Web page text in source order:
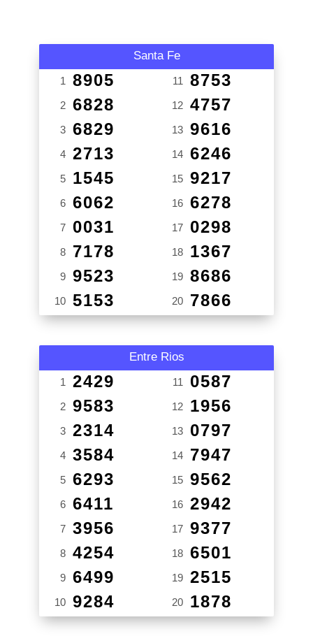
Santa Fe
1 8905
2 6828
3 6829
4 2713
5 1545
6 6062
7 0031
8 7178
9 9523
10 5153
11 8753
12 4757
13 9616
14 6246
15 9217
16 6278
17 0298
18 1367
19 8686
20 7866
Entre Rios
1 2429
2 9583
3 2314
4 3584
5 6293
6 6411
7 3956
8 4254
9 6499
10 9284
11 0587
12 1956
13 0797
14 7947
15 9562
16 2942
17 9377
18 6501
19 2515
20 1878